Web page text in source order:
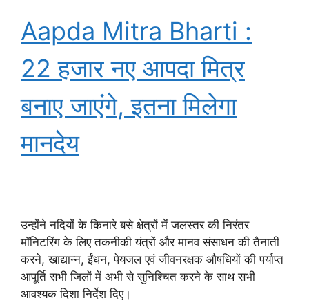
Aapda Mitra Bharti :
22 हजार नए आपदा मित्र
बनाए जाएंगे, इतना मिलेगा
मानदेय
उन्होंने नदियों के किनारे बसे क्षेत्रों में जलस्तर की निरंतर
मॉनिटरिंग के लिए तकनीकी यंत्रों और मानव संसाधन की तैनाती
करने, खाद्यान्न, ईंधन, पेयजल एवं जीवनरक्षक औषधियों की पर्याप्त
आपूर्ति सभी जिलों में अभी से सुनिश्चित करने के साथ सभी
आवश्यक दिशा निर्देश दिए।